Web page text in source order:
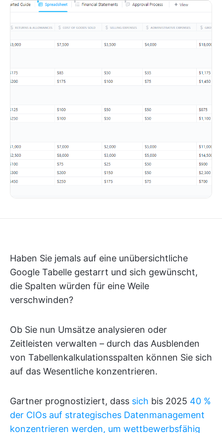
Haben Sie jemals auf eine unübersichtliche
Google Tabelle gestarrt und sich gewünscht,
die Spalten würden für eine Weile
verschwinden?
Ob Sie nun Umsätze analysieren oder
Zeitleisten verwalten – durch das Ausblenden
von Tabellenkalkulationsspalten können Sie sich
auf das Wesentliche konzentrieren.
Gartner prognostiziert, dass sich bis 2025 40 %
der CIOs auf strategisches Datenmanagement
konzentrieren werden, um wettbewerbsfähig